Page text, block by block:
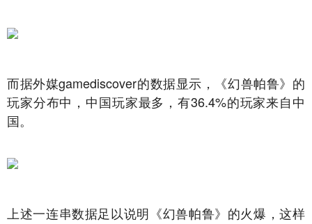
而据外媒gamediscover的数据显示，《幻兽帕鲁》的
玩家分布中，中国玩家最多，有36.4%的玩家来自中
国。
上述一连串数据足以说明《幻兽帕鲁》的火爆，这样